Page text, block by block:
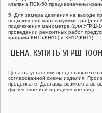
клапана ПСК-50 предназначены
5. Для замера давления на выходе
подключения мановакуумметра
подключения манометра (для УГРШ-
проведении ремонтных работ
кранами КН15(КН10) и КН12(КН11).
ЦЕНА, КУПИТЬ УГРШ-
Цена на установки предоставляется
согласованной схемы изделия.
предоплате. Доставка возможна во
физическое или юридическое лицо.